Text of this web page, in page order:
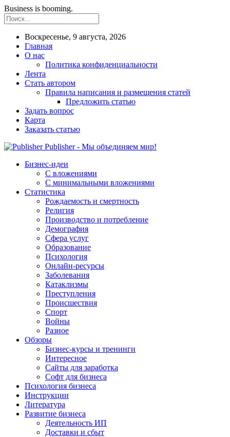
Business is booming.
Воскресенье, 9 августа, 2026
Главная
О нас
Политика конфиденциальности
Лента
Стать автором
Правила написания и размещения статей
Предложить статью
Задать вопрос
Карта
Заказать статью
Publisher - Мы объединяем мир!
Бизнес-идеи
С вложениями
С минимальными вложениями
Статистика
Рождаемость и смертность
Религия
Производство и потребление
Демография
Сфера услуг
Образование
Психология
Онлайн-ресурсы
Заболевания
Катаклизмы
Преступления
Происшествия
Спорт
Войны
Разное
Обзоры
Бизнес-курсы и тренинги
Интересное
Сайты для заработка
Софт для бизнеса
Психология бизнеса
Инструкции
Литература
Развитие бизнеса
Деятельность ИП
Доставки и сбыт